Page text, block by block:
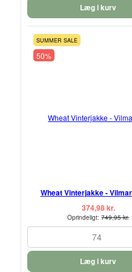
Læg i kurv
SUMMER SALE
50%
Wheat Vinterjakke -
374,98 kr.
Oprindeligt:749,95 kr.
74
Læg i kurv